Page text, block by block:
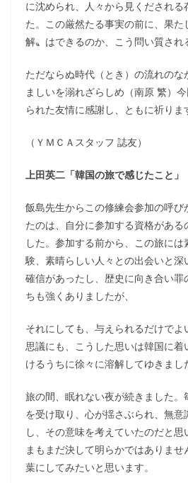
に沈められ、人々から見くだされる
た。この厳然たる事実の前に、果た
解〟はできるのか、こう問い質され
ただならぬ時代（とき）の流れのな
ましいを溺れざらしめ（南原 繁）
られた友情に感謝し、ともに祈りま
（ＹＭＣＡスタッフ 誌友）
上田英二「韓国の旅で感じたこと」
飯島先生からこの修練会参加の呼び
たのは、自分に参加する資格があ
した。参加する前から、この旅に
験、素晴らしい人々との出会いと深
確信があったし、歴史に向き合い
ちも強くありましたが、
それにしても、与えられるだけで
思議にも、こうした思いは韓国に
けるうちに徐々に溶解してゆきまし
旅の間、眠れない夜が続きました
を受け取り、心が揺さぶられ、無意
し、その意味を考えていたのだと
まもまだ決して明らかではありま
葉にしてみたいと思います。